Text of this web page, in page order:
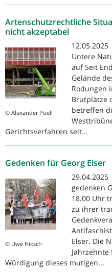
Artenschutzrechtliche
nicht akzeptabel
© Alexander Puell
Untere
auf Seit
Gelände
Rodungen
Brutplätze
betreffen
Gerichtsverfahren seit...
Gedenken für Georg Elser
© Uwe Hiksch
gedenken
18.00 Uhr
zu ihrer
Elser. Die
Würdigung dieses mutigen...